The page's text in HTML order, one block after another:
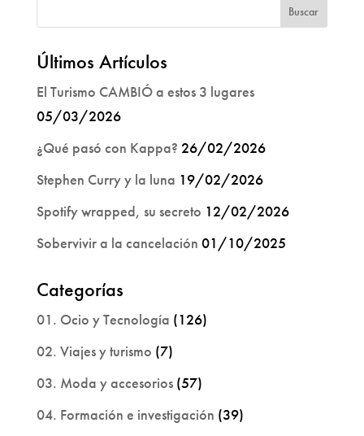
Últimos Artículos
El Turismo CAMBIÓ a estos 3 lugares
05/03/2026
¿Qué pasó con Kappa? 26/02/2026
Stephen Curry y la luna 19/02/2026
Spotify wrapped, su secreto 12/02/2026
Sobervivir a la cancelación 01/10/2025
Categorías
01. Ocio y Tecnología (126)
02. Viajes y turismo (7)
03. Moda y accesorios(57)
04. Formación e investigación (39)